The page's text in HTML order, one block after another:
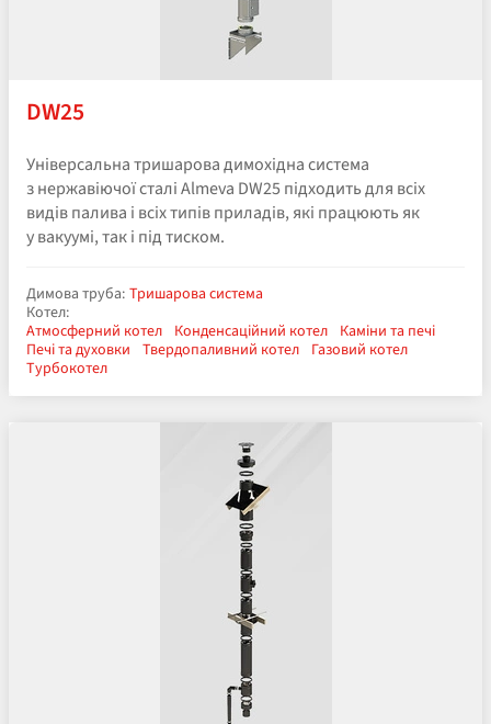
DW25
Універсальна тришарова димохідна система
з нержавіючої сталі Almeva DW25 підходить для всіх
видів палива і всіх типів приладів, які працюють як
у вакуумі, так і під тиском.
Димова труба: Тришарова система
Котел:
Атмосферний котел Конденсаційний котел Каміни та печі
Печі та духовки Твердопаливний котел Газовий котел
Турбокотел